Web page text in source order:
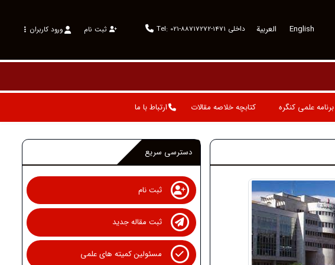
English العربية Tel: 021-88717272-داخلی 1471 ثبت نام ورود کاربران
برنامه علمی کنگره کتابچه خلاصه مقالات ارتباط با ما
دسترسی سریع
ثبت نام
ثبت مقاله جدید
مسئولین کمیته های علمی